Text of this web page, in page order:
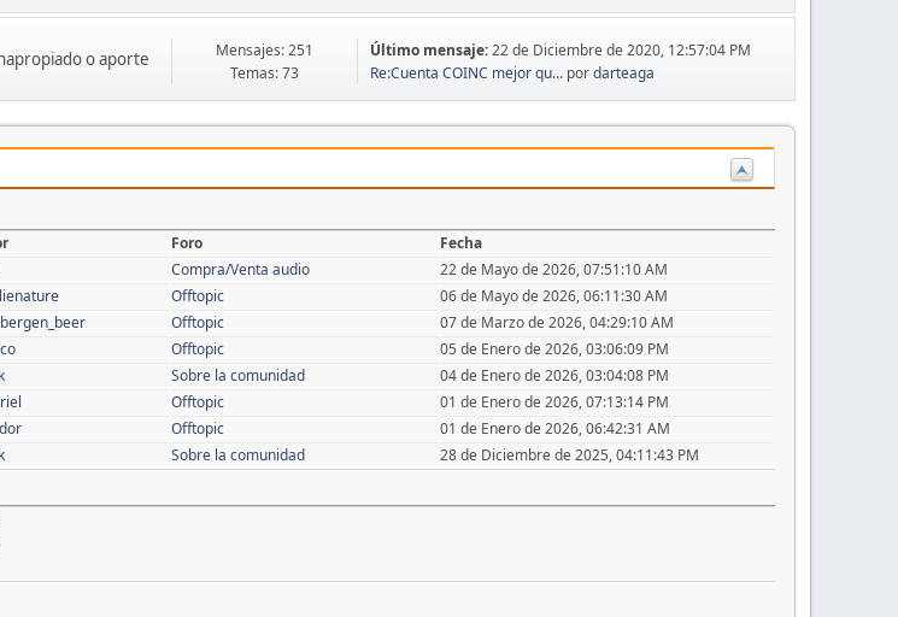
o aporte
Mensajes: 251
Temas: 73
Último mensaje:22 de Diciembre de 2020, 12:57:04 PM
Re:Cuenta COINC mejor qu... pordarteaga
Foro
Fecha
Compra/Venta audio
22 de Mayo de 2026, 07:51:10 AM
Offtopic
06 de Mayo de 2026, 06:11:30 AM
Offtopic
07 de Marzo de 2026, 04:29:10 AM
Offtopic
05 de Enero de 2026, 03:06:09 PM
Sobre la comunidad
04 de Enero de 2026, 03:04:08 PM
Offtopic
01 de Enero de 2026, 07:13:14 PM
Offtopic
01 de Enero de 2026, 06:42:31 AM
Sobre la comunidad 28 de Diciembre de 2025, 04:11:43 PM